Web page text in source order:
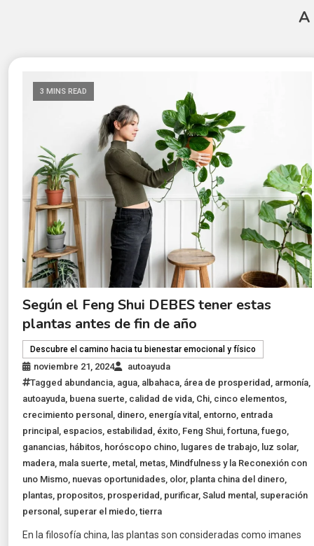
3 MINS READ
Según el Feng Shui DEBES tener estas
plantas antes de fin de año
Descubre el camino hacia tu bienestar emocional y físico
noviembre 21, 2024
autoayuda
Tagged abundancia, agua, albahaca, área de prosperidad , armonía,
autoayuda, buena suerte, calidad de vida, Chi, cinco elementos,
crecimiento personal , dinero, energía vital , entorno, entrada
principal , espacios, estabilidad , éxito, Feng Shui,fortuna,fuego,
ganancias, hábitos, horóscopo chino, lugares de trabajo, luz solar,
madera, mala suerte, metal , metas, Mindfulness y la Reconexión con
uno Mismo, nuevas oportunidades, olor, planta china del dinero,
plantas, propositos, prosperidad , purificar,Salud mental , superación
personal , superar el miedo,tierra
En la filosofía china, las plantas son consideradas como imanes